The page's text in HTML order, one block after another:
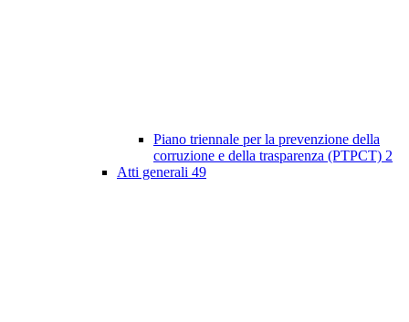
Piano triennale per la prevenzione della
corruzione e della trasparenza (PTPCT) 2
Atti generali 49